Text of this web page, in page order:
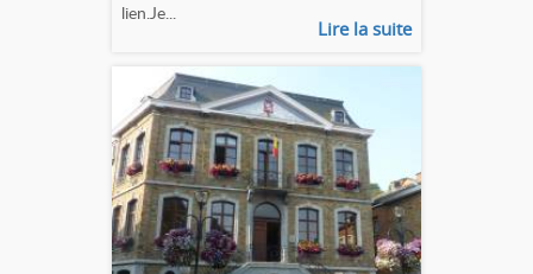
lien.Je...
Lire la suite